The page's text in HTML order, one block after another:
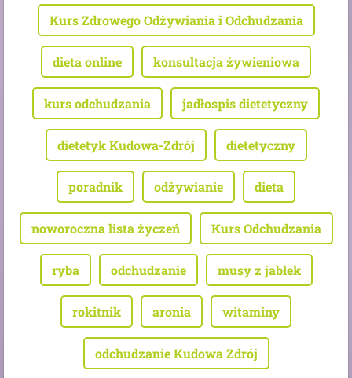
Kurs Zdrowego Odżywiania i Odchudzania
dieta online konsultacja żywieniowa
kurs odchudzania jadłospis dietetyczny
dietetyk Kudowa-Zdrój dietetyczny
poradnik odżywianie dieta
noworoczna lista życzeń Kurs Odchudzania
ryba odchudzanie musy z jabłek
rokitnik aronia witaminy
odchudzanie Kudowa Zdrój